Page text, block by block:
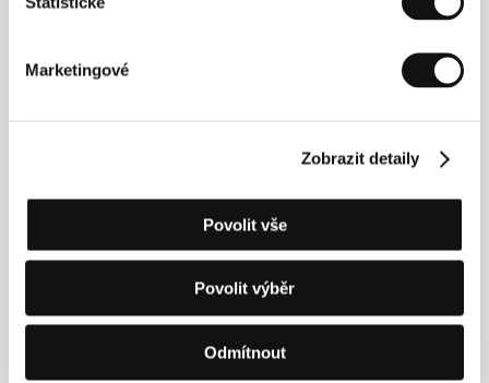
Marketingové
Zobrazit detaily
Povolit vše
Povolit výběr
Odmítnout
dobře situované íránské rodině s prozápadními
názory. V sedmnácti letech odjela studovat na
prosadila jako fotografka. K narativnímu filmu přešla
od lyrických videoinstalací (např.Zanícení, 1999;
newyorském Whitney Museum či montrealském